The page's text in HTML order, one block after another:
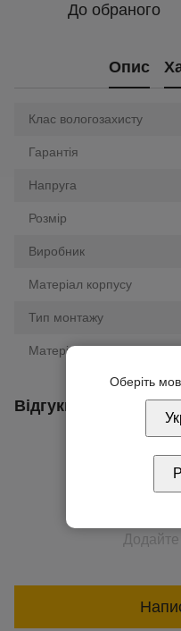
До обраного
Опис
Клас вологозахисту
Гарантія
Напруга
Розмір
Виробник
Матеріал корпусу
Тип монтажу
Матеріал плафона/
Відгуки
Оберіть